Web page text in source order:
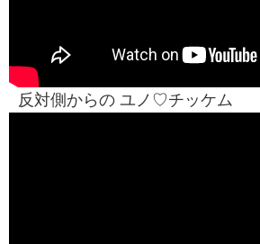
反対側からの ユノ♡チッケム